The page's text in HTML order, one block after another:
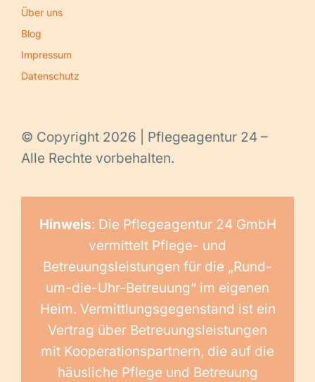
Über uns
Blog
Impressum
Datenschutz
© Copyright 2026 | Pflegeagentur 24 –
Alle Rechte vorbehalten.
Hinweis: Die Pflegeagentur 24 GmbH
vermittelt Pflege- und
Betreuungsleistungen für die „Rund-
um-die-Uhr-Betreuung“ im eigenen
Heim. Vermittlungsgegenstand ist ein
Vertrag über Betreuungsleistungen
mit Kooperationspartnern, die auf die
häusliche Pflege und Betreuung